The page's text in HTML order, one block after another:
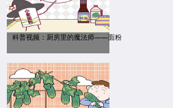
科普视频：厨房里的魔法师——面粉